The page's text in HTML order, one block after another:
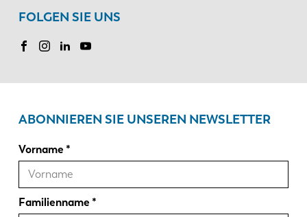
FOLGEN SIE UNS
ABONNIEREN SIE UNSEREN NEWSLETTER
Vorname
Familienname